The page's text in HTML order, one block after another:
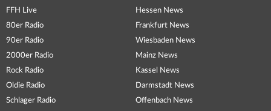
FFH Live
80er Radio
90er Radio
2000er Radio
Rock Radio
Oldie Radio
Schlager Radio
Hessen News
Frankfurt News
Wiesbaden News
Mainz News
Kassel News
Darmstadt News
Offenbach News